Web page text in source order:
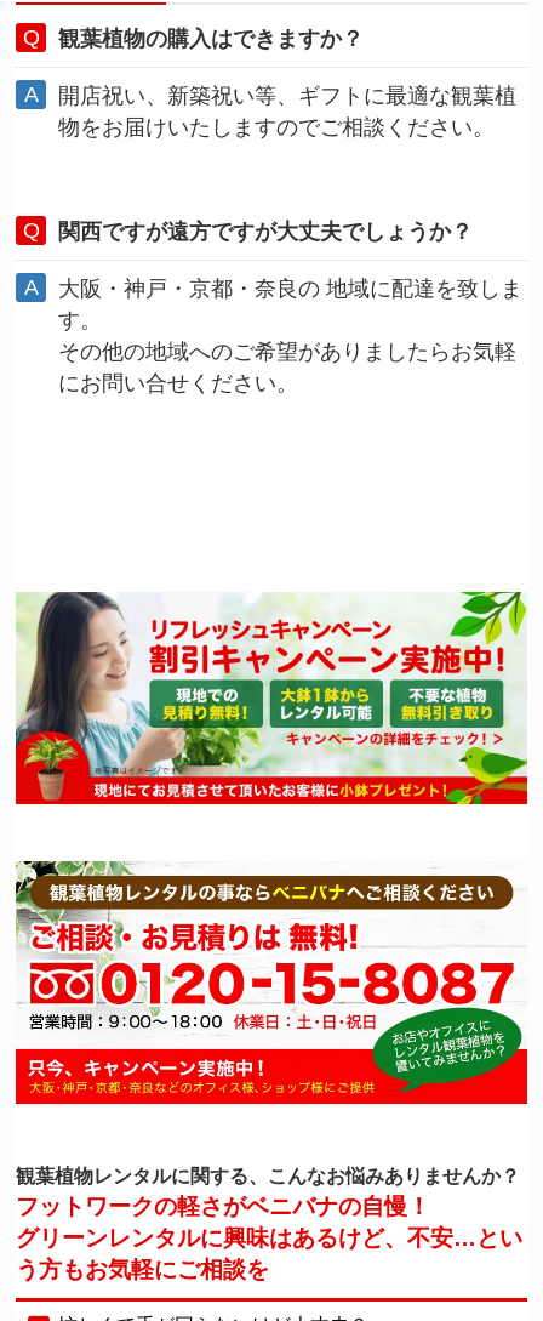
観葉植物の購入はできますか？
開店祝い、新築祝い等、ギフトに最適な観葉植
物をお届けいたしますのでご相談ください。
関西ですが遠方ですが大丈夫でしょうか？
大阪・神戸・京都・奈良の 地域に配達を致しま
す。
その他の地域へのご希望がありましたらお気軽
にお問い合せください。
観葉植物レンタルに関する、こんなお悩みありませんか？
フットワークの軽さがベニバナの自慢！
グリーンレンタルに興味はあるけど、不安… とい
う方もお気軽にご相談を